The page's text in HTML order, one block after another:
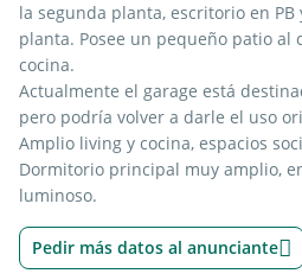
la segunda planta, escritorio en
planta. Posee un pequeño patio al
cocina.
Actualmente el garage está
pero podría volver a darle el uso
Amplio living y cocina, espacios
Dormitorio principal muy amplio,
luminoso.
Pedir más datos al anunciante